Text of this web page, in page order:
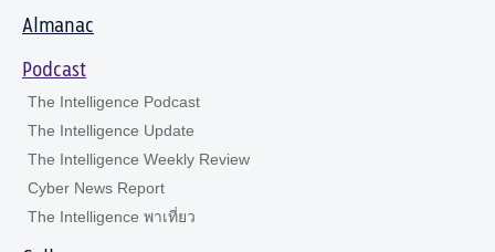
Almanac
Podcast
The Intelligence Podcast
The Intelligence Update
The Intelligence Weekly Review
Cyber News Report
The Intelligence พาเที่ยว